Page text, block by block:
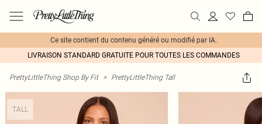
Ce site contient du contenu généré ou modifié par IA.
LIVRAISON STANDARD GRATUITE POUR TOUTES LES COMMANDES
PrettyLittleThing Shop By Fit > PrettyLittleThing Tall
TALL